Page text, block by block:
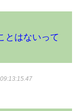
とはないって